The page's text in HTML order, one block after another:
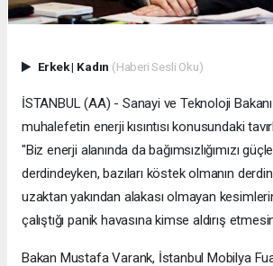
Erkek| Kadın (Haberi Sesli Oku)
İSTANBUL (AA) - Sanayi ve Teknoloji
muhalefetin enerji kısıntısı konusundaki
"Biz enerji alanında da bağımsızlığımızı
derdindeyken, bazıları köstek olmanın
uzaktan yakından alakası olmayan
çalıştığı panik havasına kimse aldırış
Bakan Mustafa Varank, İstanbul Mobilya